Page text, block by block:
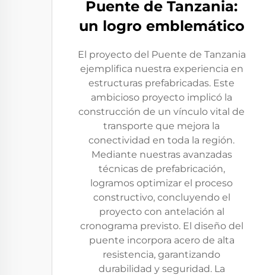
Puente de Tanzania:
un logro emblemático
El proyecto del Puente de Tanzania
ejemplifica nuestra experiencia en
estructuras prefabricadas. Este
ambicioso proyecto implicó la
construcción de un vínculo vital de
transporte que mejora la
conectividad en toda la región.
Mediante nuestras avanzadas
técnicas de prefabricación,
logramos optimizar el proceso
constructivo, concluyendo el
proyecto con antelación al
cronograma previsto. El diseño del
puente incorpora acero de alta
resistencia, garantizando
durabilidad y seguridad. La